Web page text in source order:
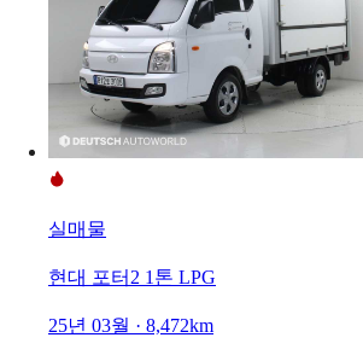
실매물
현대 포터2 1톤 LPG
25년 03월 · 8,472km